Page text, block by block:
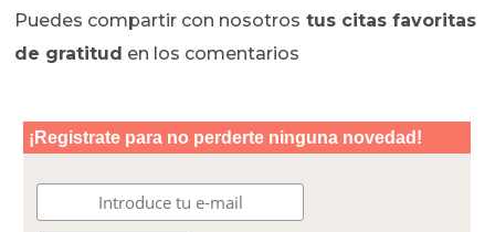
Puedes compartir con nosotros tus citas favoritas
de gratitud en los comentarios